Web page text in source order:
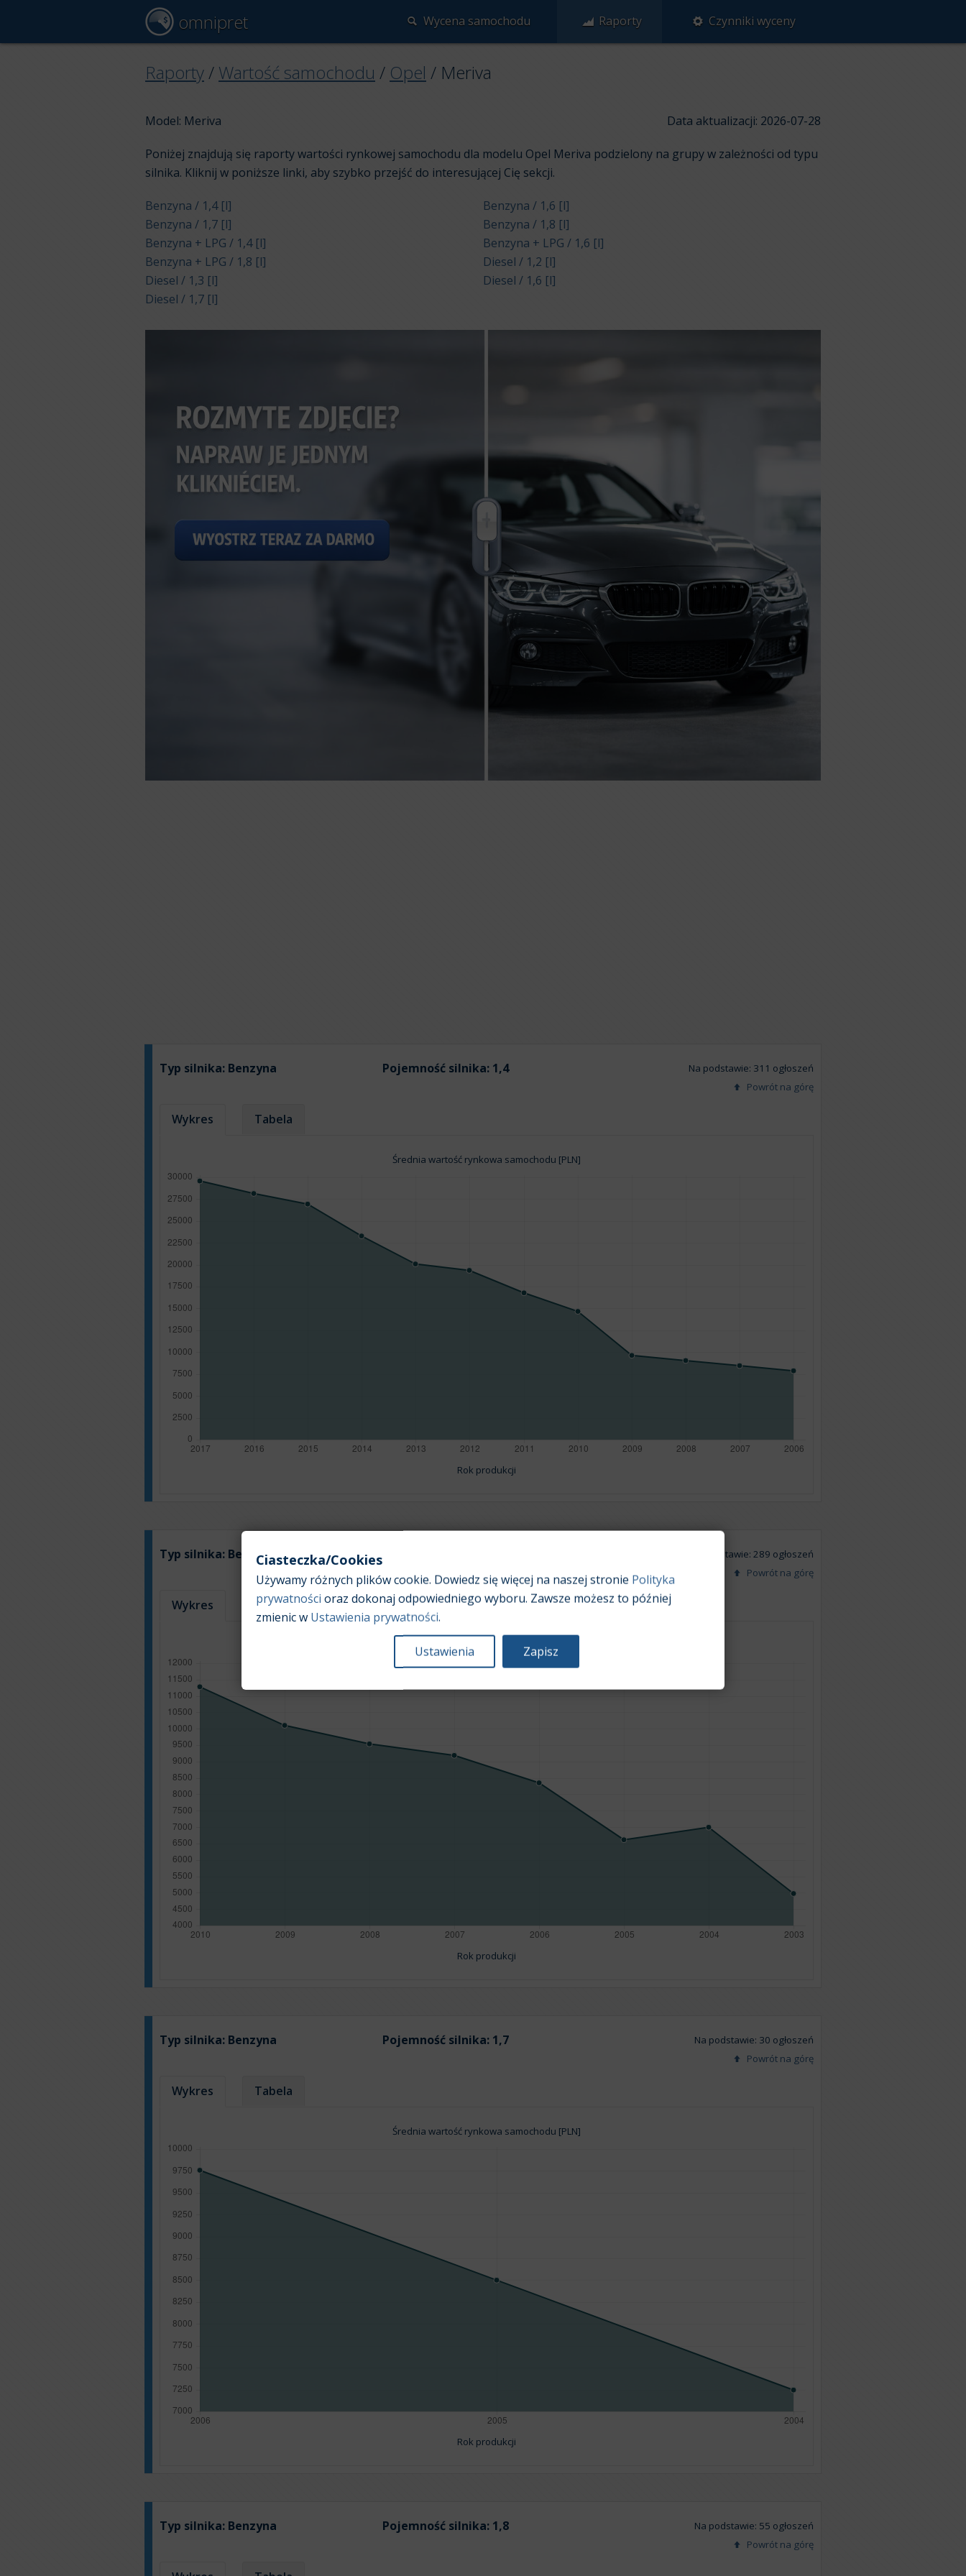
omnipret Wycena samochodu Raporty Czynniki wyceny
Raporty / Wartość samochodu / Opel / Meriva
Model: Meriva Data aktualizacji: 2026-07-28
Poniżej znajdują się raporty wartości rynkowej samochodu dla modelu Opel Meriva podzielony na grupy w zależności od typu
silnika. Kliknij w poniższe linki, aby szybko przejść do interesującej Cię sekcji.
Benzyna / 1,4 [l]
Benzyna / 1,6 [l]
Benzyna / 1,7 [l]
Benzyna / 1,8 [l]
Benzyna + LPG / 1,4 [l]
Benzyna + LPG / 1,6 [l]
Benzyna + LPG / 1,8 [l]
Diesel / 1,2 [l]
Diesel / 1,3 [l]
Diesel / 1,6 [l]
Diesel / 1,7 [l]
Typ silnika: Benzyna Pojemność silnika: 1,4
Na podstawie: 311 ogłoszeń
Powrót na górę
Wykres Tabela
Średnia wartość rynkowa samochodu [PLN]
Rok produkcji
Typ silnika: Benzyna Pojemność silnika:
Na podstawie: 289 ogłoszeń
Powrót na górę
Wykres Tabela
Średnia wartość rynkowa samochodu [PLN]
Rok produkcji
Typ silnika: Benzyna Pojemność silnika: 1,7
Na podstawie: 30 ogłoszeń
Powrót na górę
Wykres Tabela
Średnia wartość rynkowa samochodu [PLN]
Rok produkcji
Typ silnika: Benzyna Pojemność silnika: 1,8
Na podstawie: 55 ogłoszeń
Powrót na górę
Ciasteczka/Cookies
Używamy różnych plików cookie. Dowiedz się więcej na naszej stronie Polityka
prywatności oraz dokonaj odpowiedniego wyboru. Zawsze możesz to później
zmienic w Ustawienia prywatności.
Ustawienia Zapisz